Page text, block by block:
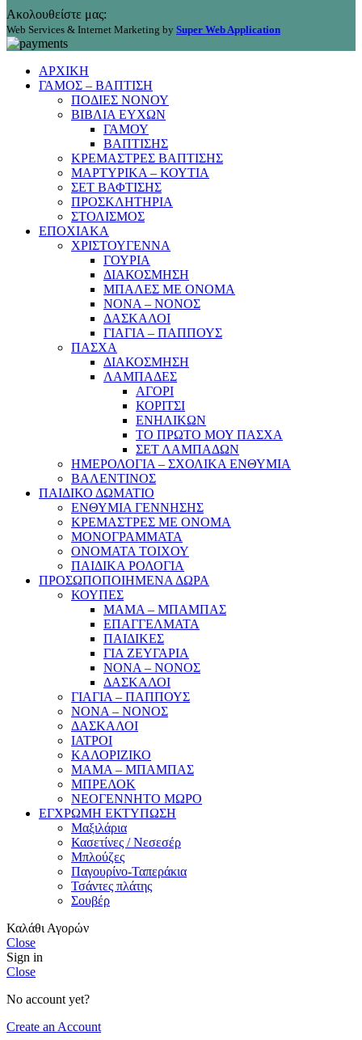
Ακολουθείστε μας:
Web Services & Internet Marketing by Super Web Application
ΑΡΧΙΚΗ
ΓΑΜΟΣ – ΒΑΠΤΙΣΗ
ΠΟΔΙΕΣ ΝΟΝΟΥ
ΒΙΒΛΙΑ ΕΥΧΩΝ
ΓΑΜΟΥ
ΒΑΠΤΙΣΗΣ
ΚΡΕΜΑΣΤΡΕΣ ΒΑΠΤΙΣΗΣ
ΜΑΡΤΥΡΙΚΑ – ΚΟΥΤΙΑ
ΣΕΤ ΒΑΦΤΙΣΗΣ
ΠΡΟΣΚΛΗΤΗΡΙΑ
ΣΤΟΛΙΣΜΟΣ
ΕΠΟΧΙΑΚΑ
ΧΡΙΣΤΟΥΓΕΝΝΑ
ΓΟΥΡΙΑ
ΔΙΑΚΟΣΜΗΣΗ
ΜΠΑΛΕΣ ΜΕ ΟΝΟΜΑ
ΝΟΝΑ – ΝΟΝΟΣ
ΔΑΣΚΑΛΟΙ
ΓΙΑΓΙΑ – ΠΑΠΠΟΥΣ
ΠΑΣΧΑ
ΔΙΑΚΟΣΜΗΣΗ
ΛΑΜΠΑΔΕΣ
ΑΓΟΡΙ
ΚΟΡΙΤΣΙ
ΕΝΗΛΙΚΩΝ
ΤΟ ΠΡΩΤΟ ΜΟΥ ΠΑΣΧΑ
ΣΕΤ ΛΑΜΠΑΔΩΝ
ΗΜΕΡΟΛΟΓΙΑ – ΣΧΟΛΙΚΑ ΕΝΘΥΜΙΑ
ΒΑΛΕΝΤΙΝΟΣ
ΠΑΙΔΙΚΟ ΔΩΜΑΤΙΟ
ΕΝΘΥΜΙΑ ΓΕΝΝΗΣΗΣ
ΚΡΕΜΑΣΤΡΕΣ ΜΕ ΟΝΟΜΑ
ΜΟΝΟΓΡΑΜΜΑΤΑ
ΟΝΟΜΑΤΑ ΤΟΙΧΟΥ
ΠΑΙΔΙΚΑ ΡΟΛΟΓΙΑ
ΠΡΟΣΩΠΟΠΟΙΗΜΕΝΑ ΔΩΡΑ
ΚΟΥΠΕΣ
ΜΑΜΑ – ΜΠΑΜΠΑΣ
ΕΠΑΓΓΕΛΜΑΤΑ
ΠΑΙΔΙΚΕΣ
ΓΙΑ ΖΕΥΓΑΡΙΑ
ΝΟΝΑ – ΝΟΝΟΣ
ΔΑΣΚΑΛΟΙ
ΓΙΑΓΙΑ – ΠΑΠΠΟΥΣ
ΝΟΝΑ – ΝΟΝΟΣ
ΔΑΣΚΑΛΟΙ
ΙΑΤΡΟΙ
ΚΑΛΟΡΙΖΙΚΟ
ΜΑΜΑ – ΜΠΑΜΠΑΣ
ΜΠΡΕΛΟΚ
ΝΕΟΓΕΝΝΗΤΟ ΜΩΡΟ
ΕΓΧΡΩΜΗ ΕΚΤΥΠΩΣΗ
Μαξιλάρια
Κασετίνες / Νεσεσέρ
Μπλούζες
Παγουρίνο-Ταπεράκια
Τσάντες πλάτης
Σουβέρ
Καλάθι Αγορών
Close
Sign in
Close
No account yet?
Create an Account